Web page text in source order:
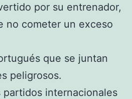
por su entrenador,
no cometer un exceso
que se juntan
peligrosos.
internacionales